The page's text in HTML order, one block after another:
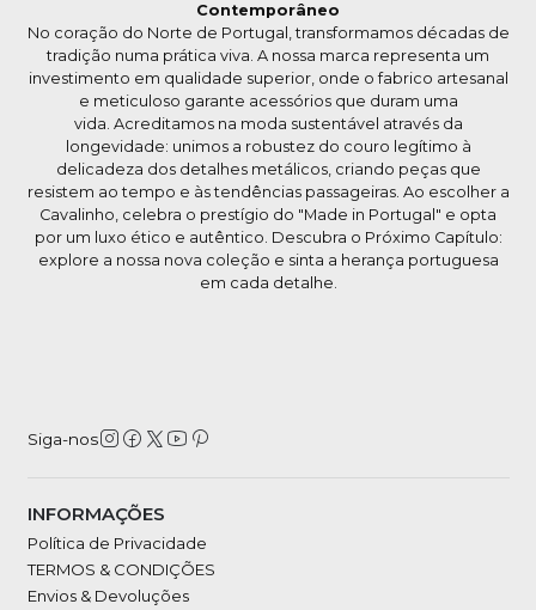
Contemporâneo
No coração do Norte de Portugal, transformamos décadas de
tradição numa prática viva. A nossa marca representa um
investimento em qualidade superior, onde o fabrico artesanal
e meticuloso garante acessórios que duram uma
vida. Acreditamos na moda sustentável através da
longevidade: unimos a robustez do couro legítimo à
delicadeza dos detalhes metálicos, criando peças que
resistem ao tempo e às tendências passageiras. Ao escolher a
Cavalinho, celebra o prestígio do "Made in Portugal" e opta
por um luxo ético e autêntico. Descubra o Próximo Capítulo:
explore a nossa nova coleção e sinta a herança portuguesa
em cada detalhe.
Siga-nos
INFORMAÇÕES
Política de Privacidade
TERMOS & CONDIÇÕES
Envios & Devoluções